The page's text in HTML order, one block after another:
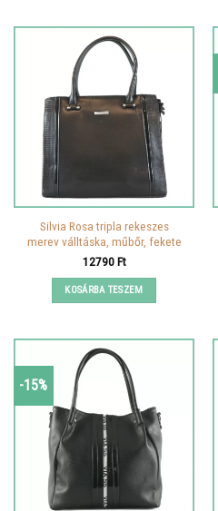
Silvia Rosa tripla rekeszes
merev válltáska, műbőr, fekete
12790Ft
KOSÁRBA TESZEM
-15%